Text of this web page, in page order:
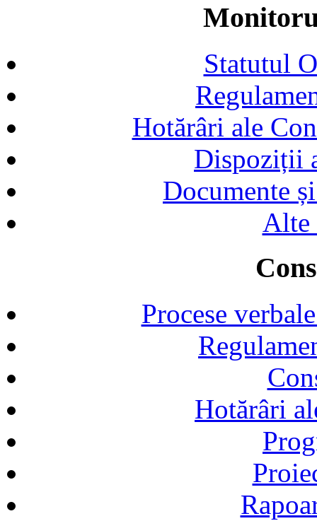
Statutul
Hotărâri ale
Dispoziții
Documente
Alte
Procese
Hotărâri